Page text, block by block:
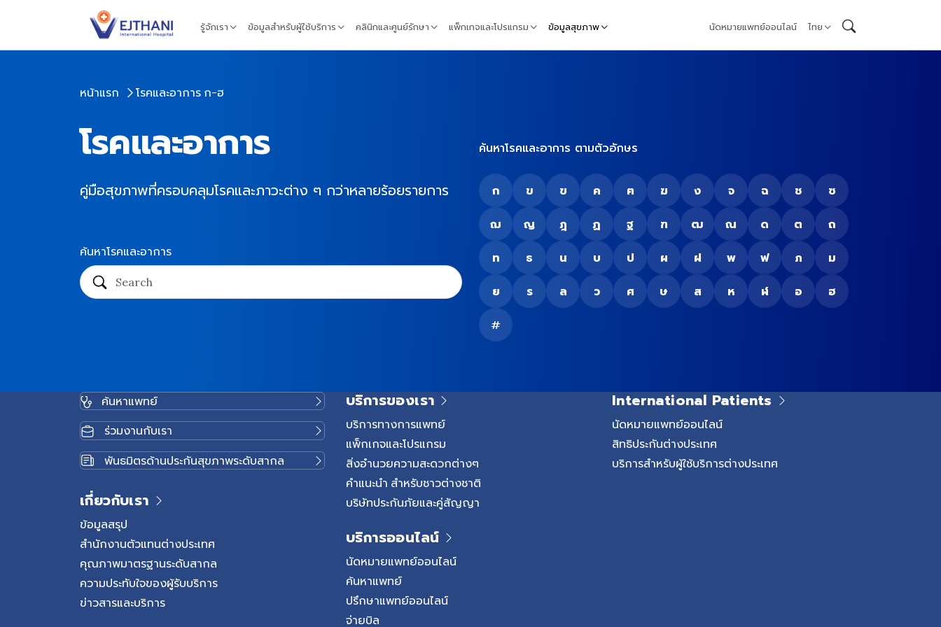
รู้จักเรา ข้อมูลสำหรับผู้ใช้บริการ คลินิกและศูนย์รักษา แพ็กเกจและโปรแกรม ข้อมูลสุขภาพ นัดหมายแพทย์ออนไลน์ ไทย
หน้าแรก โรคและอาการ ก-ฮ
โรคและอาการ
คู่มือสุขภาพที่ครอบคลุมโรคและภาวะต่าง ๆ กว่าหลายร้อยรายการ
ค้นหาโรคและอาการ
ค้นหาโรคและอาการ ตามตัวอักษร
ก ข ฃ ค ฅ ฆ ง จ ฉ ช ซ
ฌ ญ ฎ ฏ ฐ ฑ ฒ ณ ด ต ถ
ท ธ น บ ป ผ ฝ พ ฟ ภ ม
ย ร ล ว ศ ษ ส ห ฬ อ ฮ
#
ค้นหาแพทย์
ร่วมงานกับเรา
พันธมิตรด้านประกันสุขภาพระดับสากล
เกี่ยวกับเรา
ข้อมูลสรุป
สำนักงานตัวแทนต่างประเทศ
คุณภาพมาตรฐานระดับสากล
ความประทับใจของผู้รับบริการ
ข่าวสารและบริการ
บริการของเรา
บริการทางการแพทย์
แพ็กเกจและโปรแกรม
สิ่งอำนวยความสะดวกต่างๆ
คำแนะนำ สำหรับชาวต่างชาติ
บริษัทประกันภัยและคู่สัญญา
บริการออนไลน์
นัดหมายแพทย์ออนไลน์
ค้นหาแพทย์
ปรึกษาแพทย์ออนไลน์
จ่ายบิล
International Patients
นัดหมายแพทย์ออนไลน์
สิทธิประกันต่างประเทศ
บริการสำหรับผู้ใช้บริการต่างประเทศ